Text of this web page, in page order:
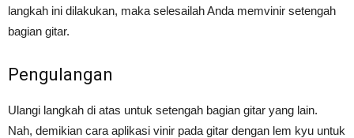
langkah ini dilakukan, maka selesailah Anda memvinir setengah
bagian gitar.
Pengulangan
Ulangi langkah di atas untuk setengah bagian gitar yang lain.
Nah, demikian cara aplikasi vinir pada gitar dengan lem kyu untuk